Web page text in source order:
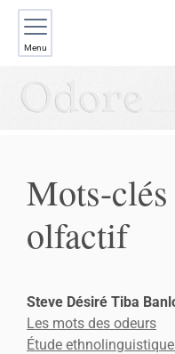
Menu
Mots-
olfactif
Steve Désiré Tiba
Les mots des odeurs
Étude